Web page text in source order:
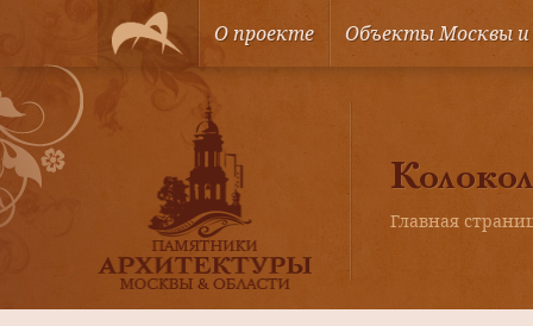
О проекте Объекты Москвы и
Главная